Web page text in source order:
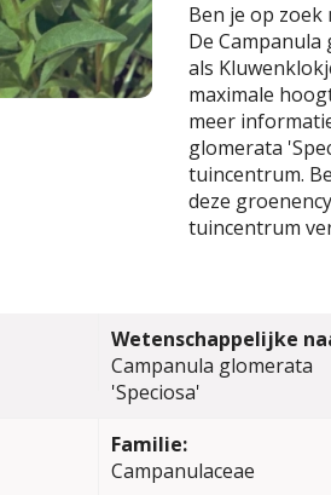
Ben je op zoek
De
als
maximale
meer
glomerata
tuincentrum.
deze
tuincentrum
Wetenschappelijke
Campanula glomerata
'Speciosa'
Familie:
Campanulaceae